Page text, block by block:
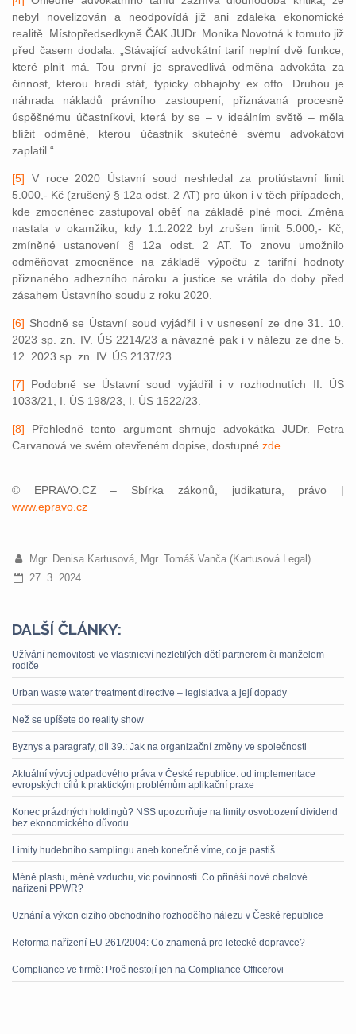
nebyl novelizován a neodpovídá již ani zdaleka ekonomické
realitě. Místopředsedkyně ČAK JUDr. Monika Novotná k tomuto již
před časem dodala: „Stávající advokátní tarif neplní dvě funkce,
které plnit má. Tou první je spravedlivá odměna advokáta za
činnost, kterou hradí stát, typicky obhajoby ex offo. Druhou je
náhrada nákladů právního zastoupení, přiznávaná procesně
úspěšnému účastníkovi, která by se – v ideálním světě – měla
blížit odměně, kterou účastník skutečně svému advokátovi
zaplatil.“
[5] V roce 2020 Ústavní soud neshledal za protiústavní limit
5.000,- Kč (zrušený § 12a odst. 2 AT) pro úkon i v těch případech,
kde zmocněnec zastupoval oběť na základě plné moci. Změna
nastala v okamžiku, kdy 1.1.2022 byl zrušen limit 5.000,- Kč,
zmíněné ustanovení § 12a odst. 2 AT. To znovu umožnilo
odměňovat zmocněnce na základě výpočtu z tarifní hodnoty
přiznaného adhezního nároku a justice se vrátila do doby před
zásahem Ústavního soudu z roku 2020.
[6] Shodně se Ústavní soud vyjádřil i v usnesení ze dne 31. 10.
2023 sp. zn. IV. ÚS 2214/23 a návazně pak i v nálezu ze dne 5.
12. 2023 sp. zn. IV. ÚS 2137/23.
[7] Podobně se Ústavní soud vyjádřil i v rozhodnutích II. ÚS
1033/21, I. ÚS 198/23, I. ÚS 1522/23.
[8] Přehledně tento argument shrnuje advokátka JUDr. Petra
Carvanová ve svém otevřeném dopise, dostupné zde
© EPRAVO.CZ – Sbírka zákonů, judikatura, právo |
www.epravo.cz
Mgr. Denisa Kartusová, Mgr. Tomáš Vanča (Kartusová Legal)
27. 3. 2024
DALŠÍ ČLÁNKY:
Užívání nemovitosti ve vlastnictví nezletilých dětí partnerem či manželem
rodiče
Urban waste water treatment directive – legislativa a její dopady
Než se upíšete do reality show
Byznys a paragrafy, díl 39.: Jak na organizační změny ve společnosti
Aktuální vývoj odpadového práva v České republice: od implementace
evropských cílů k praktickým problémům aplikační praxe
Konec prázdných holdingů? NSS upozorňuje na limity osvobození dividend
bez ekonomického důvodu
Limity hudebního samplingu aneb konečně víme, co je pastiš
Méně plastu, méně vzduchu, víc povinností. Co přináší nové obalové
nařízení PPWR?
Uznání a výkon cizího obchodního rozhodčího nálezu v České republice
Reforma nařízení EU 261/2004: Co znamená pro letecké dopravce?
Compliance ve firmě: Proč nestojí jen na Compliance Officerovi